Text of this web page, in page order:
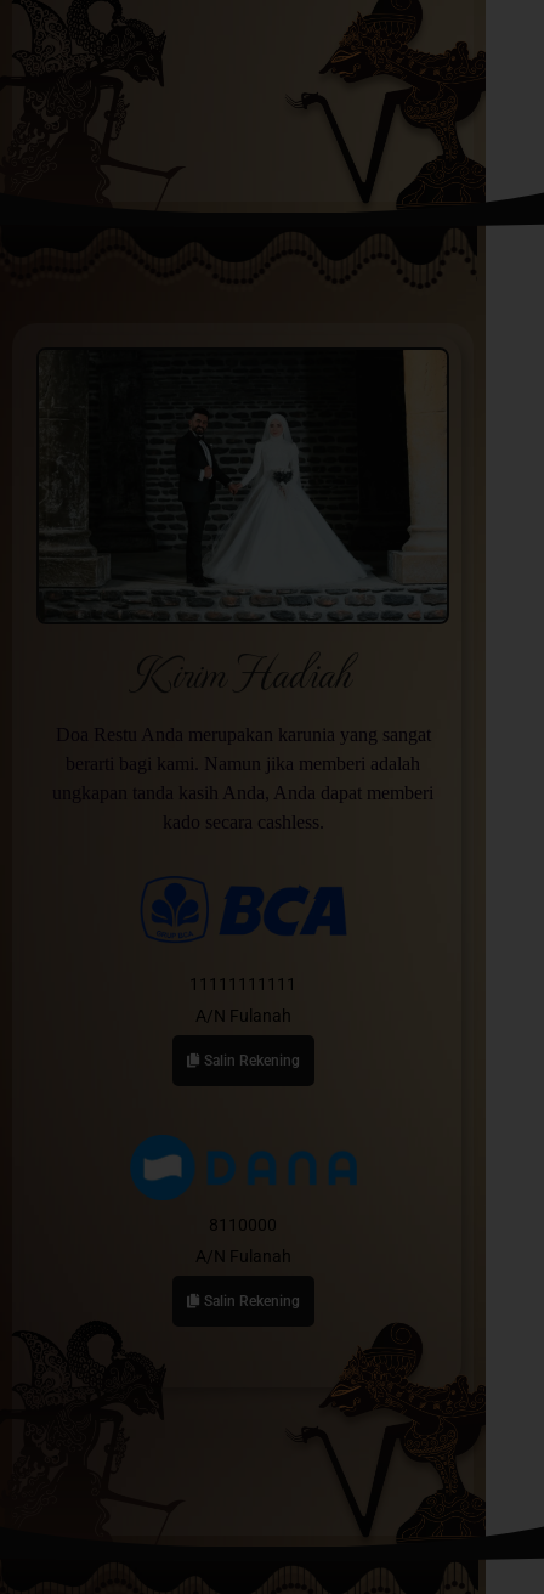
Kirim Hadiah
Doa Restu Anda merupakan karunia yang sangat
berarti bagi kami. Namun jika memberi adalah
ungkapan tanda kasih Anda, Anda dapat memberi
kado secara cashless.
11111111111
A/N Fulanah
Salin Rekening
8110000
A/N Fulanah
Salin Rekening